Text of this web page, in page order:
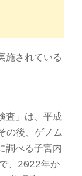
施されている
査」は、平成
の後、ゲノム
調べる子宮内
、2022年か